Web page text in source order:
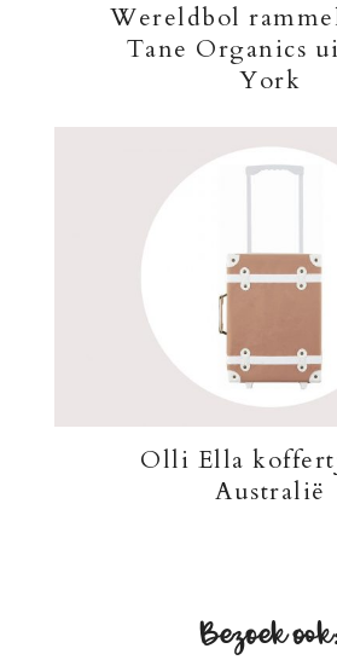
Wereldbol
Tane Organics
York
Olli Ella
Australië
Bezoek